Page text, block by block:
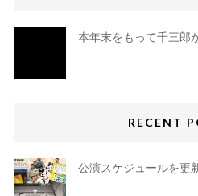
本年末をもって千三郎
RECENT
公演スケジュールを更